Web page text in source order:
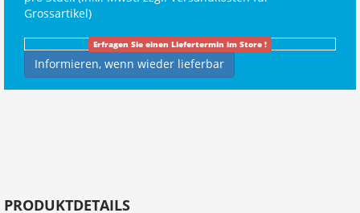
Grossartikel)
Erfragen Sie einen Liefertermin im Store !
Informieren, wenn wieder lieferbar
PRODUKTDETAILS